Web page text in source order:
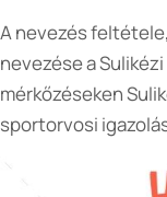
A nevezés
nevezése a
mérkőzéseken
sportorvosi